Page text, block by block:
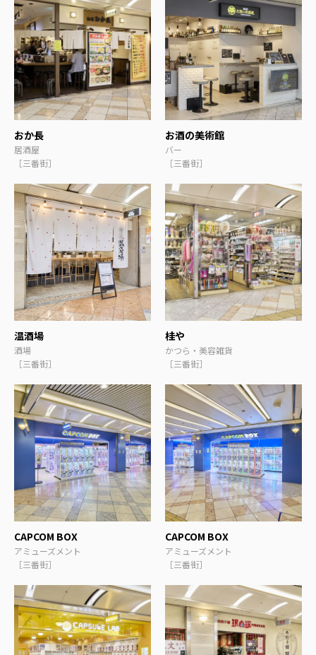
おか長
居酒屋
［三番街］
お酒の美術館
バー
［三番街］
温酒場
酒場
［三番街］
桂や
かつら・美容雑貨
［三番街］
CAPCOM BOX
アミューズメント
［三番街］
CAPCOM BOX
アミューズメント
［三番街］